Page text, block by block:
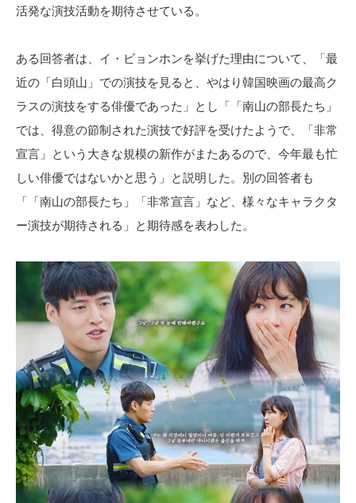
活発な演技活動を期待させている。
ある回答者は、イ・ビョンホンを挙げた理由について、「最
近の「白頭山」での演技を見ると、やはり韓国映画の最高ク
ラスの演技をする俳優であった」とし「「南山の部長たち」
では、得意の節制された演技で好評を受けたようで、「非常
宣言」という大きな規模の新作がまたあるので、今年最も忙
しい俳優ではないかと思う」と説明した。別の回答者も
「「南山の部長たち」「非常宣言」など、様々なキャラクタ
ー演技が期待される」と期待感を表わした。